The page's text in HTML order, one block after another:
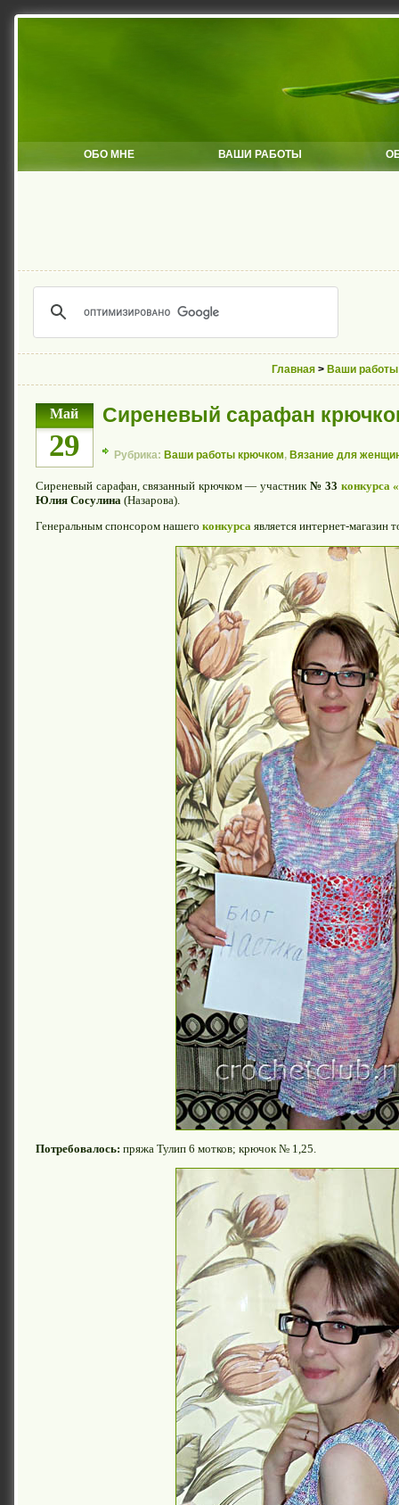
ОБО МНЕ ВАШИ РАБОТЫ
Главная > Ваши
Май
29
Сиреневый сарафан
Рубрика: Ваши работы крючком, Вязание для
Сиреневый сарафан, связанный крючком — участник № 33 конкурса
Юлия Сосулина (Назарова).
Генеральным спонсором нашего конкурса является интернет-магазин
Потребовалось: пряжа Тулип 6 мотков; крючок № 1,25.